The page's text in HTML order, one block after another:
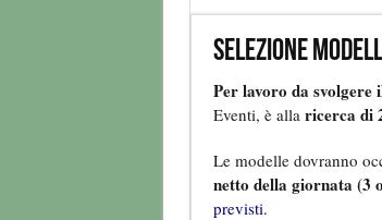
Selezione
Per lavoro da svolgere
Eventi, è alla ricerca di
Le modelle dovranno
netto della giornata (3
previsti.